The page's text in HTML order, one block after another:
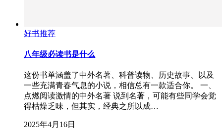
好书推荐
八年级必读书是什么
这份书单涵盖了中外名著、科普读物、历史故事、以及
一些充满青春气息的小说，相信总有一款适合你。 一、
点燃阅读激情的中外名著 说到名著，可能有些同学会觉
得枯燥乏味，但其实，经典之所以成…
2025年4月16日